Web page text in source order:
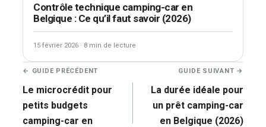
Contrôle technique camping-car en
Belgique : Ce qu’il faut savoir (2026)
15 février 2026 · 8 min de lecture
Navigation
de
l’article
← GUIDE PRÉCÉDENT
Le microcrédit pour
petits budgets
camping-car en
GUIDE SUIVANT →
La durée idéale pour
un prêt camping-car
en Belgique (2026)